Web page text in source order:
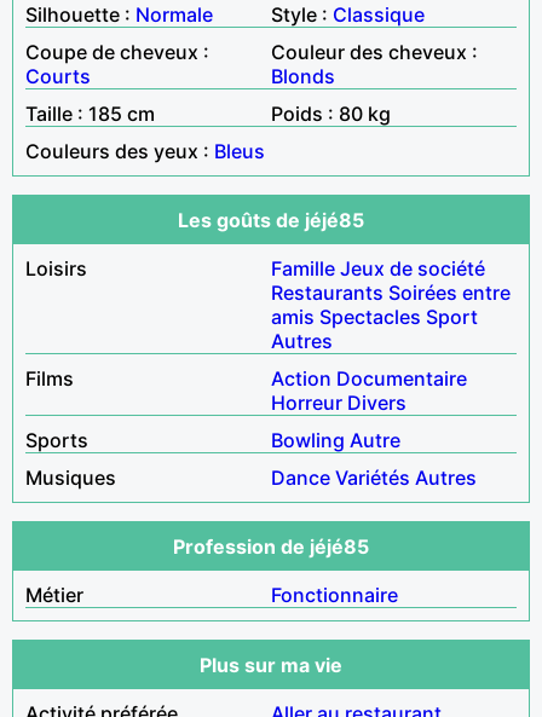
Silhouette : Normale Style : Classique
Coupe de cheveux :
Courts
Couleur des cheveux :
Blonds
Taille : 185 cm
Poids : 80 kg
Couleurs des yeux : Bleus
Les goûts de jéjé85
Loisirs
Famille Jeux de société
Restaurants Soirées entre
amis Spectacles Sport
Autres
Films
Action Documentaire
Horreur Divers
Sports
Bowling Autre
Musiques
Dance Variétés Autres
Profession de jéjé85
Métier
Fonctionnaire
Plus sur ma vie